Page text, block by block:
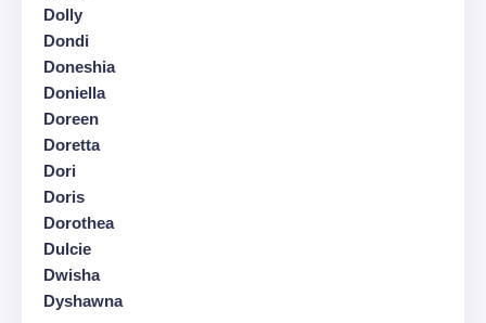
Dolly
Dondi
Doneshia
Doniella
Doreen
Doretta
Dori
Doris
Dorothea
Dulcie
Dwisha
Dyshawna